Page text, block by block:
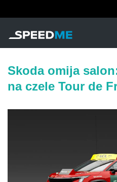
Skoda omija
na czele Tour de